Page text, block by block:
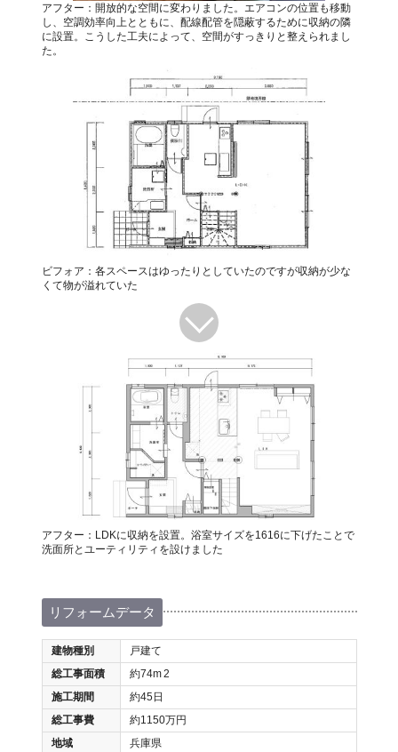
アフター：開放的な空間に変わりました。エアコンの位置も移動
し、空調効率向上とともに、配線配管を隠蔽するために収納の隣
に設置。こうした工夫によって、空間がすっきりと整えられまし
た。
ビフォア：各スペースはゆったりとしていたのですが収納が少な
くて物が溢れていた
アフター：LDKに収納を設置。浴室サイズを1616に下げたことで
洗面所とユーティリティを設けました
リフォームデータ
建物種別
戸建て
総工事面積
約74m2
施工期間
約45日
総工事費
約1150万円
地域
兵庫県